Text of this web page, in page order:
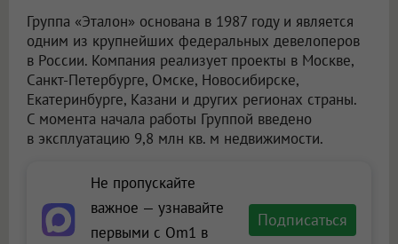
Группа «Эталон» основана в 1987 году и является
одним из крупнейших федеральных девелоперов
в России. Компания реализует проекты в Москве,
Санкт-Петербурге, Омске, Новосибирске,
Екатеринбурге, Казани и других регионах страны.
С момента начала работы Группой введено
в эксплуатацию 9,8 млн кв. м недвижимости.
Не пропускайте
важное — узнавайте
первыми с Om1 в
Подписаться